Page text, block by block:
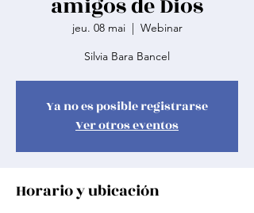
amigos de Dios
jeu. 08 mai
  |
Webinar
Silvia Bara Bancel
Ya no es posible registrarse
Ver otros eventos
Horario y ubicación